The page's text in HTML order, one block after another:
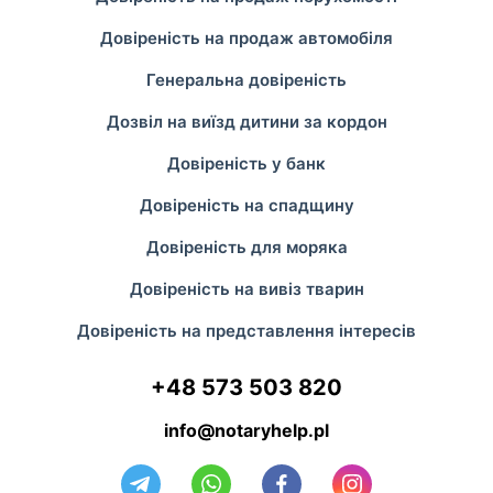
Довіреність на продаж автомобіля
Генеральна довіреність
Дозвіл на виїзд дитини за кордон
Довіреність у банк
Довіреність на спадщину
Довіреність для моряка
Довіреність на вивіз тварин
Довіреність на представлення інтересів
+48 573 503 820
info@notaryhelp.pl